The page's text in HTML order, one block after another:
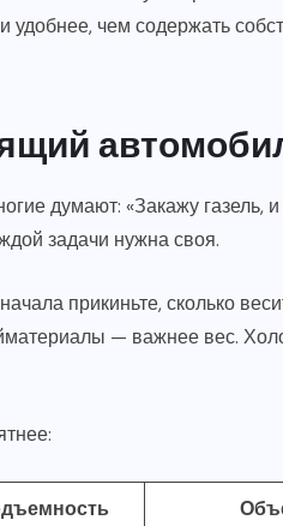
удобнее, чем содержать
думают: «Закажу газель,
задачи нужна своя.
прикиньте, сколько
— важнее вес.